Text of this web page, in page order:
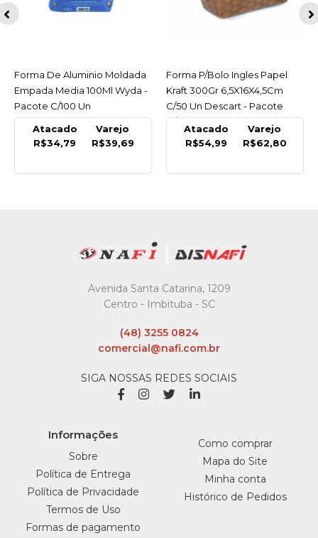
ACESSAR
Forma De Aluminio Moldada
Empada Media 100Ml Wyda -
Pacote C/100 Un
Atacado
R$34,79
Varejo
R$39,69
ACESSAR
Forma P/Bolo Ingles Papel
Kraft 300Gr 6,5X16X4,5Cm
C/50 Un Descart - Pacote
C/50 Un
Atacado
R$54,99
Varejo
R$62,80
Avenida Santa Catarina, 1209
Centro - Imbituba - SC
(48) 3255 0824
comercial@nafi.com.br
SIGA NOSSAS REDES SOCIAIS
Informações
Sobre
Política de Entrega
Política de Privacidade
Termos de Uso
Formas de pagamento
Como comprar
Mapa do Site
Minha conta
Histórico de Pedidos